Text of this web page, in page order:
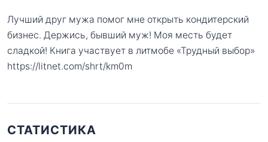
Лучший друг мужа помог мне открыть кондитерский
бизнес. Держись, бывший муж! Моя месть будет
сладкой! Книга участвует в литмобе «Трудный выбор»
https://litnet.com/shrt/km0m
СТАТИСТИКА